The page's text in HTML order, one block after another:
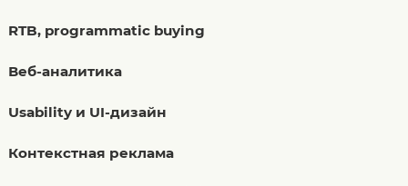
RTB, programmatic buying
Веб-аналитика
Usability и UI-дизайн
Контекстная реклама